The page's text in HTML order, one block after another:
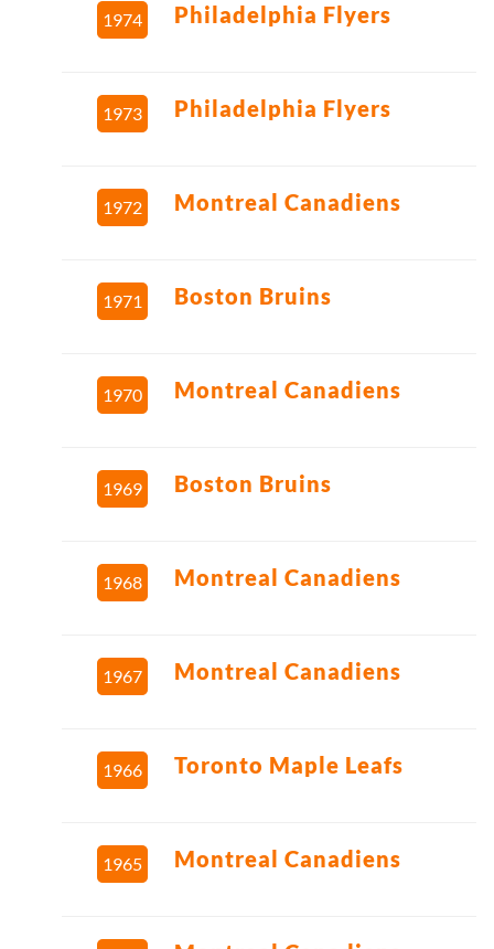
1974 Philadelphia Flyers
1973 Philadelphia Flyers
1972 Montreal Canadiens
1971 Boston Bruins
1970 Montreal Canadiens
1969 Boston Bruins
1968 Montreal Canadiens
1967 Montreal Canadiens
1966 Toronto Maple Leafs
1965 Montreal Canadiens